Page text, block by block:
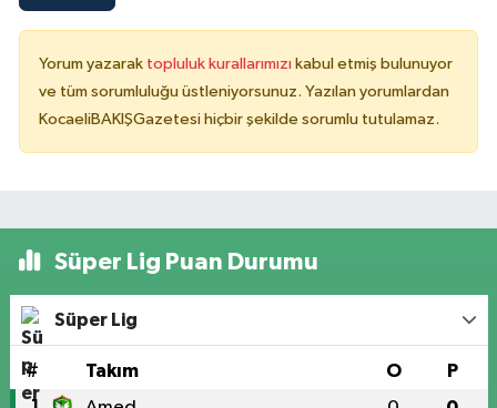
Yorum yazarak topluluk kurallarımızı kabul etmiş bulunuyor
ve tüm sorumluluğu üstleniyorsunuz. Yazılan yorumlardan
KocaeliBAKIŞGazetesi hiçbir şekilde sorumlu tutulamaz.
Süper Lig Puan Durumu
Süper Lig
# Takım O P